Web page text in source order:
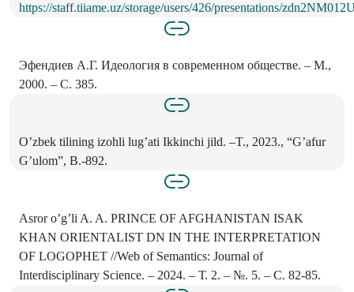
https://staff.tiiame.uz/storage/users/426/presentations/
Эфендиев А.Г. Идеология в современном обществе. – М.,
2000. – С. 385.
O’zbek tilining izohli lug’ati Ikkinchi jild. –T., 2023., “G’afur
G’ulom”, B.-892.
Asror o’g’li A. A. PRINCE OF AFGHANISTAN ISAK
KHAN ORIENTALIST DN IN THE INTERPRETATION
OF LOGOPHET //Web of Semantics: Journal of
Interdisciplinary Science. – 2024. – Т. 2. – №. 5. – С. 82-85.